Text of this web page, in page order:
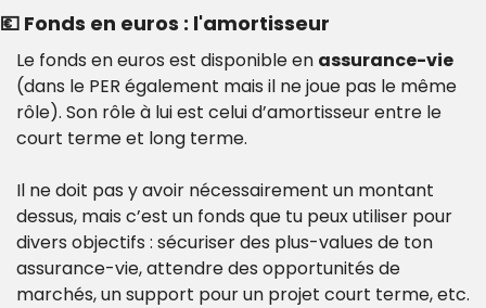
💶 Fonds en euros : l'amortisseur
Le fonds en euros est disponible en assurance-vie
(dans le PER également mais il ne joue pas le même
rôle). Son rôle à lui est celui d’amortisseur entre le
court terme et long terme.
Il ne doit pas y avoir nécessairement un montant
dessus, mais c’est un fonds que tu peux utiliser pour
divers objectifs : sécuriser des plus-values de ton
assurance-vie, attendre des opportunités de
marchés, un support pour un projet court terme, etc.